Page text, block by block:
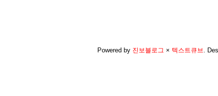
Powered by 진보블로그 × 텍스트큐브.